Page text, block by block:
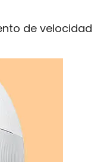
de velocidad